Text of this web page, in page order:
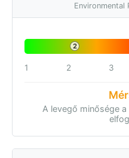
Environmental
2
1 2 3
A levegő minősége